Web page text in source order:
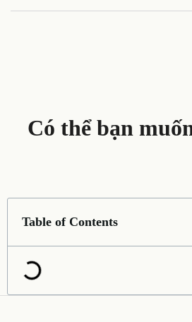
Có thể bạn
Table of Contents